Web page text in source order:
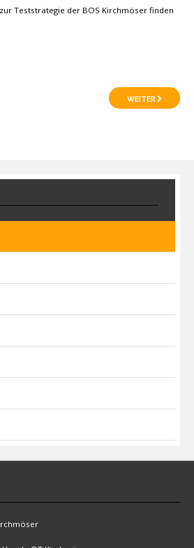
Teststrategie der BOS Kirchmöser finden
WEITER